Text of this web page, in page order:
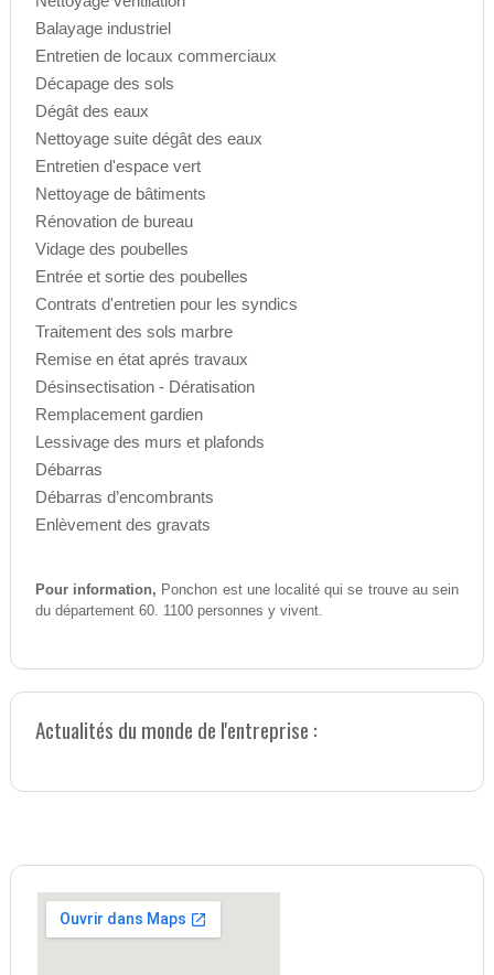
Balayage industriel
Entretien de locaux commerciaux
Décapage des sols
Dégât des eaux
Nettoyage suite dégât des eaux
Entretien d'espace vert
Nettoyage de bâtiments
Rénovation de bureau
Vidage des poubelles
Entrée et sortie des poubelles
Contrats d'entretien pour les syndics
Traitement des sols marbre
Remise en état aprés travaux
Désinsectisation - Dératisation
Remplacement gardien
Lessivage des murs et plafonds
Débarras
Débarras d’encombrants
Enlèvement des gravats
Pour information, Ponchon est une localité qui se trouve au sein
du département 60. 1100 personnes y vivent.
Actualités du monde de l'entreprise :